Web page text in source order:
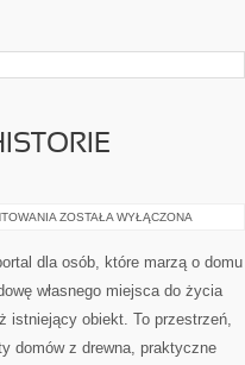
REALIZACJE
HISTORIE
PRAWDZIWYCH
ZOSTAŁA WYŁĄCZONA
dla osób, które marzą o domu
własnego miejsca do życia
istniejący obiekt. To przestrzeń,
domów z drewna, praktyczne